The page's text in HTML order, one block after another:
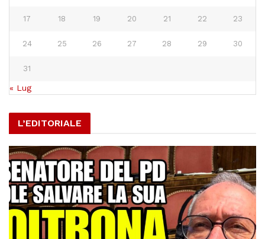
17 18 19 20 21 22 23
24 25 26 27 28 29 30
31
« Lug
L’EDITORIALE